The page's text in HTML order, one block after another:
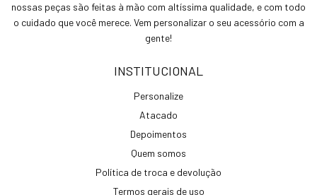
nossas peças são feitas à mão com altíssima qualidade, e com todo
o cuidado que você merece. Vem personalizar o seu acessório com a
gente!
INSTITUCIONAL
Personalize
Atacado
Depoimentos
Quem somos
Política de troca e devolução
Termos gerais de uso